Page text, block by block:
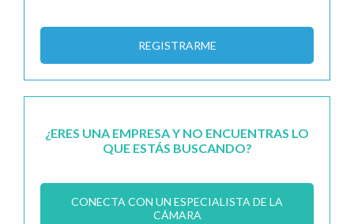
REGISTRARME
¿ERES UNA EMPRESA Y NO ENCUENTRAS LO
QUE ESTÁS BUSCANDO?
CONECTA CON UN ESPECIALISTA DE LA
CÁMARA